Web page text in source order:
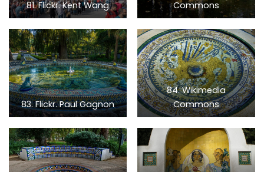
81. Flickr. Kent Wang Commons
83. Flickr. Paul Gagnon
84. Wikimedia
Commons